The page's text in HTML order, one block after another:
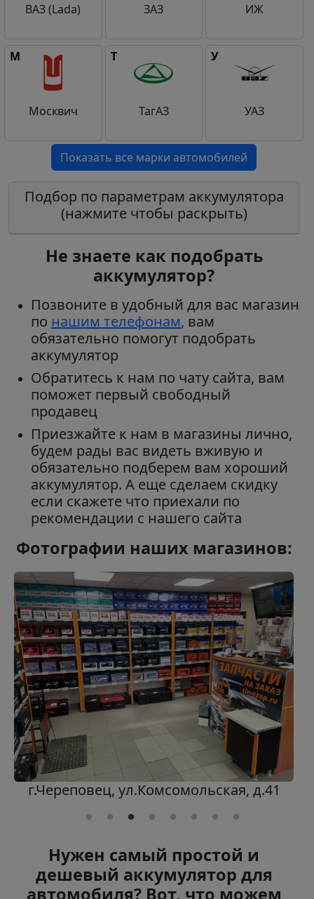
ВАЗ (Lada) ЗАЗ ИЖ
М
Москвич
Т
ТагАЗ
У
УАЗ
Показать все марки автомобилей
Подбор по параметрам аккумулятора
(нажмите чтобы раскрыть)
Не знаете как подобрать
аккумулятор?
Позвоните в удобный для вас магазин
по нашим телефонам, вам
обязательно помогут подобрать
аккумулятор
Обратитесь к нам по чату сайта, вам
поможет первый свободный
продавец
Приезжайте к нам в магазины лично,
будем рады вас видеть вживую и
обязательно подберем вам хороший
аккумулятор. А еще сделаем скидку
если скажете что приехали по
рекомендации с нашего сайта
Фотографии наших магазинов:
г.Череповец, ул.Комсомольская, д.41
Нужен самый простой и
дешевый аккумулятор для
автомобиля? Вот, что можем